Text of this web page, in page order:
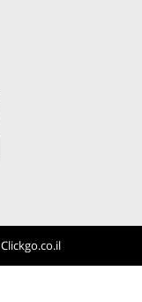
Clickgo.co.il